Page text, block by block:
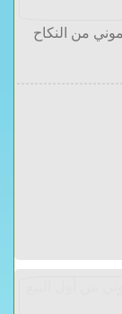
من النكاح